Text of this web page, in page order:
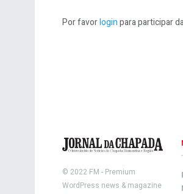
Por favorloginpara participar
© 2022 FM - Premium
WordPress news & magazine